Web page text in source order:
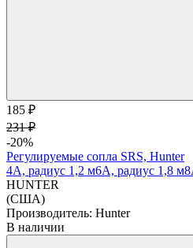
185 ₽
231 ₽
-20%
Регулируемые сопла SRS, Hunter
4А, радиус 1,2 м6А, радиус 1,8 м
HUNTER
(США)
Производитель: Hunter
В наличии